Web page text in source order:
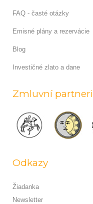
FAQ - časté otázky
Emisné plány a rezervácie
Blog
Investičné zlato a dane
Zmluvní partneri
Odkazy
Žiadanka
Newsletter